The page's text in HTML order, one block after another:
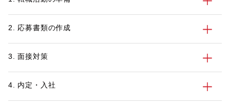
2. 応募書類の作成
3. 面接対策
4. 内定・入社